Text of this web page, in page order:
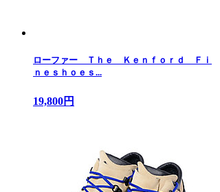
ローファー Ｔｈｅ Ｋｅｎｆｏｒｄ Ｆｉ
ｎｅｓｈｏｅｓ...
19,800円